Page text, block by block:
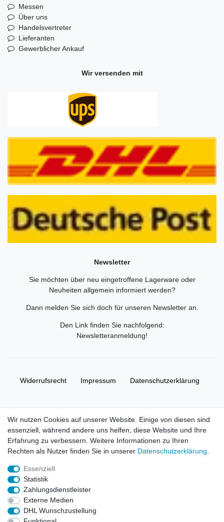
Messen
Über uns
Handelsvertreter
Lieferanten
Gewerblicher Ankauf
Wir versenden mit
Newsletter
Sie möchten über neu eingetroffene Lagerware oder
Neuheiten allgemein informiert werden?
Dann melden Sie sich doch für unseren Newsletter an.
Den Link finden Sie nachfolgend:
Newsletteranmeldung!
Widerrufs­recht Impressum Daten­schutz­erklärung
© Copyright 2026 | Alle Rechte vorbehalten. HL-
Handelsgesellschaft mbH.
Alle Markennamen, Warenzeichen sowie sämtliche Produktbilder
und Beschreibungen sind Eigentum Ihrer rechtmäßigen
Eigentümer und dienen hier nur der Beschreibung.
Preise nur für registrierte Händler, ansonsten zeigt der Shop 0,00
Wir nutzen Cookies auf unserer Website. Einige von diesen sind
essenziell, während andere uns helfen, diese Website und Ihre
Erfahrung zu verbessern. Weitere Informationen zu Ihren
Rechten als Nutzer finden Sie in unserer Daten­schutz­erklärung
Essenziell
Statistik
Zahlungsdienstleister
Externe Medien
DHL Wunschzustellung